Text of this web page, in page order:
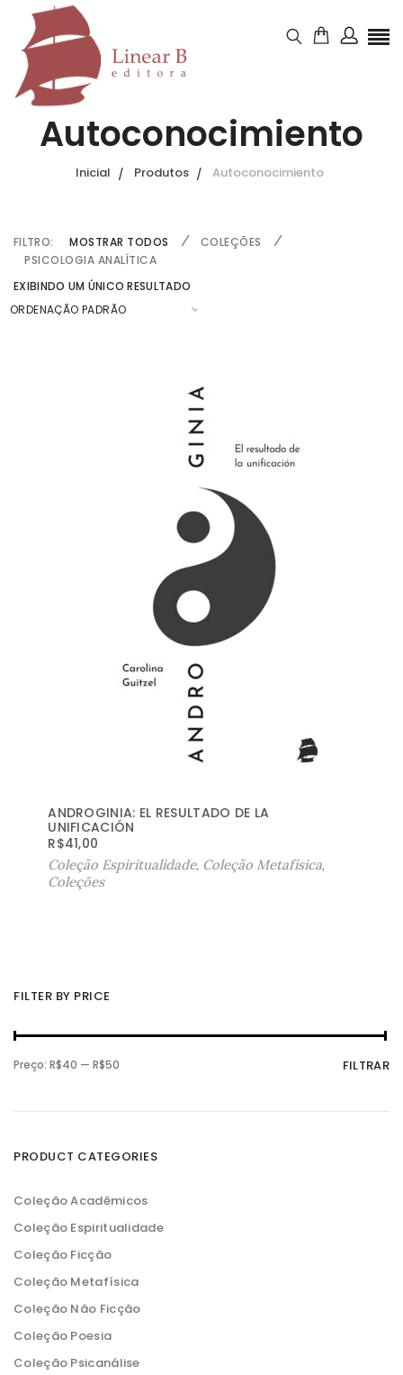
Autoconocimiento
Inicial Produtos Autoconocimiento
FILTRO: MOSTRAR TODOS
COLEÇÕES
PSICOLOGIA ANALÍTICA
EXIBINDO UM ÚNICO RESULTADO
ANDROGINIA: EL RESULTADO DE LA
UNIFICACIÓN
R$41,00
Coleção Espiritualidade, Coleção Metafísica,
Coleções
FILTER BY PRICE
P
r
o
n
i
P
r
o
x
i
FILTRAR
Preço: R$40 — R$50
PRODUCT CATEGORIES
Coleção Acadêmicos
Coleção Espiritualidade
Coleção Ficção
Coleção Metafísica
Coleção Não Ficção
Coleção Poesia
Coleção Psicanálise